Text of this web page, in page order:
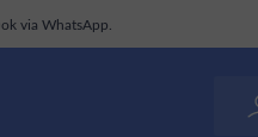
via WhatsApp.